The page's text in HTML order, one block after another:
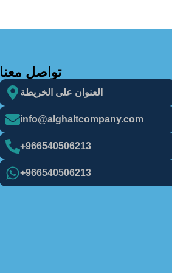
تواصل معنا
العنوان على الخريطة
info@alghaItcompany.com
966540506213+
966540506213+